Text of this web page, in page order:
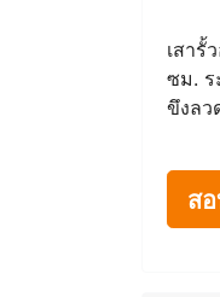
เสารั้
ซม. ร
ขึงลว
ส